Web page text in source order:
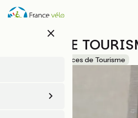
Aller
au
close
OFFICE DE
Offices de Tourisme